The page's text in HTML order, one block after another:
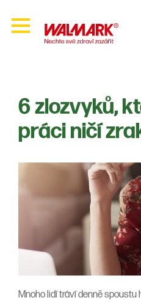
6 zlozvyků,
práci ničí
Mnoho lidí tráví denně spoustu